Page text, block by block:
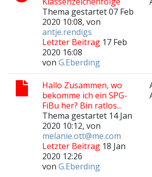
Thema gestartet 07 Feb
2020 10:08, von
antje.rendigs
Letzter Beitrag 17 Feb
2020 16:08
von G.Eberding
Hallo Zusammen, wo
bekomme ich ein SPG-
FiBu her? Bin ratlos...
Thema gestartet 14 Jan
2020 10:12, von
melanie.ott@me.com
Letzter Beitrag 18 Jan
2020 12:26
von G.Eberding